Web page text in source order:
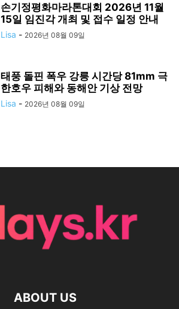
손기정평화마라톤대회 2026년 11월
15일 임진각 개최 및 접수 일정 안내
Lisa - 2026년 08월 09일
태풍 돌핀 폭우 강릉 시간당 81mm 극
한호우 피해와 동해안 기상 전망
Lisa - 2026년 08월 09일
ABOUT US